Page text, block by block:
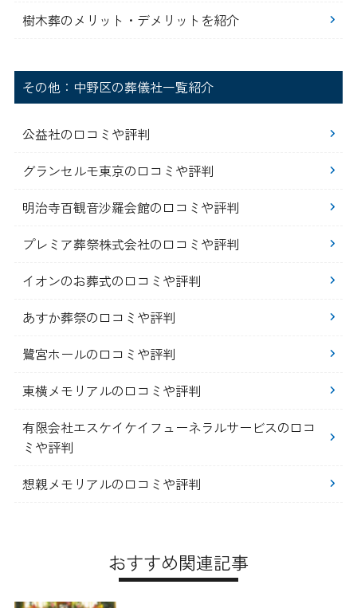
樹木葬のメリット・デメリットを紹介
その他：中野区の葬儀社一覧紹介
公益社の口コミや評判
グランセルモ東京の口コミや評判
明治寺百観音沙羅会館の口コミや評判
プレミア葬祭株式会社の口コミや評判
イオンのお葬式の口コミや評判
あすか葬祭の口コミや評判
鷺宮ホールの口コミや評判
東横メモリアルの口コミや評判
有限会社エスケイケイフューネラルサービスの口コ
ミや評判
想親メモリアルの口コミや評判
おすすめ関連記事